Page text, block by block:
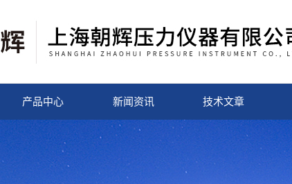
产品中心 新闻资讯 技术文章